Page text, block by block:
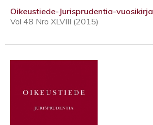
Oikeustiede-Jurisprudentia-vuosikirja
Vol 48 Nro XLVIII (2015)